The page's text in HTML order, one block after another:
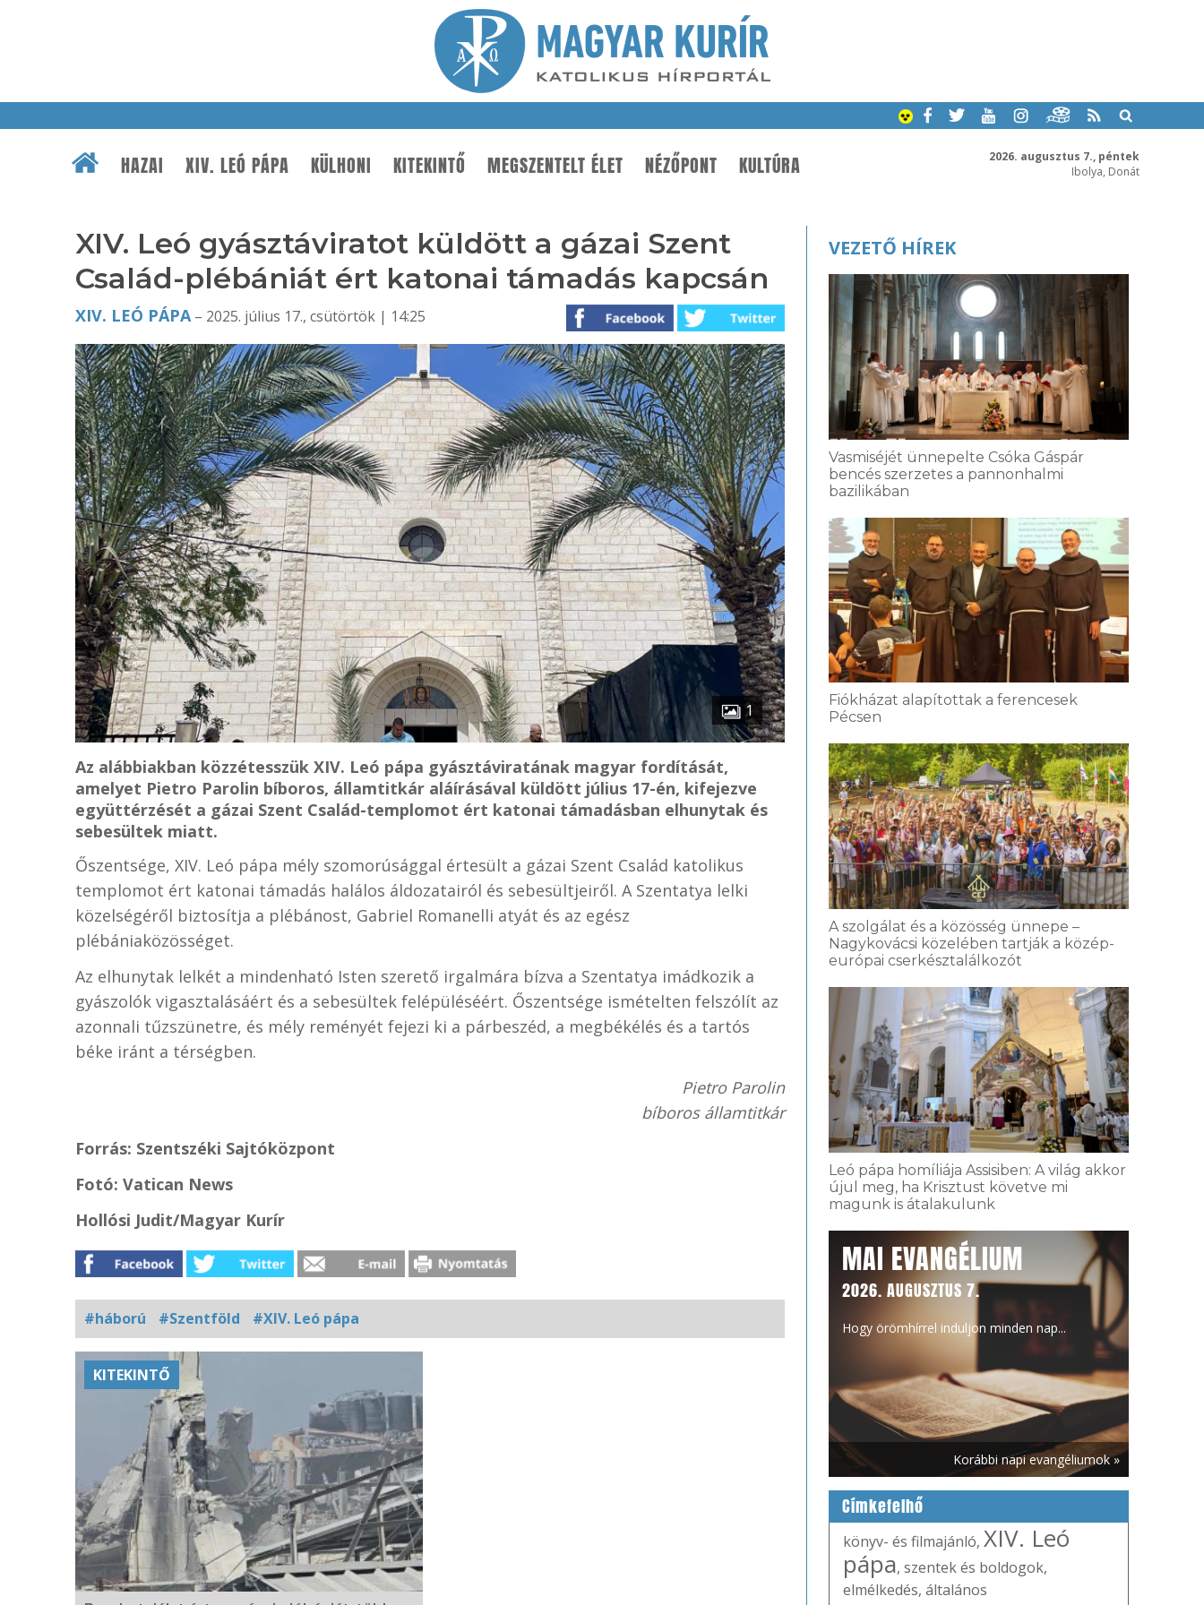
2026. augusztus 7., péntek
Ibolya, Donát
HAZAI XIV. LEÓ PÁPA KÜLHONI KITEKINTŐ MEGSZENTELT ÉLET NÉZŐPONT KULTÚRA
XIV. Leó gyásztáviratot küldött a gázai Szent
Család-plébániát ért katonai támadás kapcsán
XIV. LEÓ PÁPA– 2025. július 17., csütörtök | 14:25
1
Az alábbiakban közzétesszük XIV. Leó pápa gyásztáviratának magyar fordítását,
amelyet Pietro Parolin bíboros, államtitkár aláírásával küldött július 17-én, kifejezve
együttérzését a gázai Szent Család-templomot ért katonai támadásban elhunytak és
sebesültek miatt.
Őszentsége, XIV. Leó pápa mély szomorúsággal értesült a gázai Szent Család katolikus
templomot ért katonai támadás halálos áldozatairól és sebesültjeiről. A Szentatya lelki
közelségéről biztosítja a plébánost, Gabriel Romanelli atyát és az egész
plébániaközösséget.
Az elhunytak lelkét a mindenható Isten szerető irgalmára bízva a Szentatya imádkozik a
gyászolók vigasztalásáért és a sebesültek felépüléséért. Őszentsége ismételten felszólít az
azonnali tűzszünetre, és mély reményét fejezi ki a párbeszéd, a megbékélés és a tartós
béke iránt a térségben.
Pietro Parolin
bíboros államtitkár
Forrás: Szentszéki Sajtóközpont
Fotó: Vatican News
Hollósi Judit/Magyar Kurír
#háború #Szentföld #XIV. Leó pápa
Kapcsolódó
fotógaléria
KITEKINTŐ
VEZETŐ HÍREK
Vasmiséjét ünnepelte Csóka Gáspár
bencés szerzetes a pannonhalmi
bazilikában
Fiókházat alapítottak a ferencesek
Pécsen
A szolgálat és a közösség ünnepe –
Nagykovácsi közelében tartják a közép-
európai cserkésztalálkozót
Leó pápa homíliája Assisiben: A világ akkor
újul meg, ha Krisztust követve mi
magunk is átalakulunk
MAI EVANGÉLIUM
2026. AUGUSZTUS 7.
Hogy örömhírrel induljon minden nap...
Korábbi napi evangéliumok »
Címkefelhő
könyv- és filmajánló, XIV. Leó
pápa, szentek és boldogok,
elmélkedés, általános